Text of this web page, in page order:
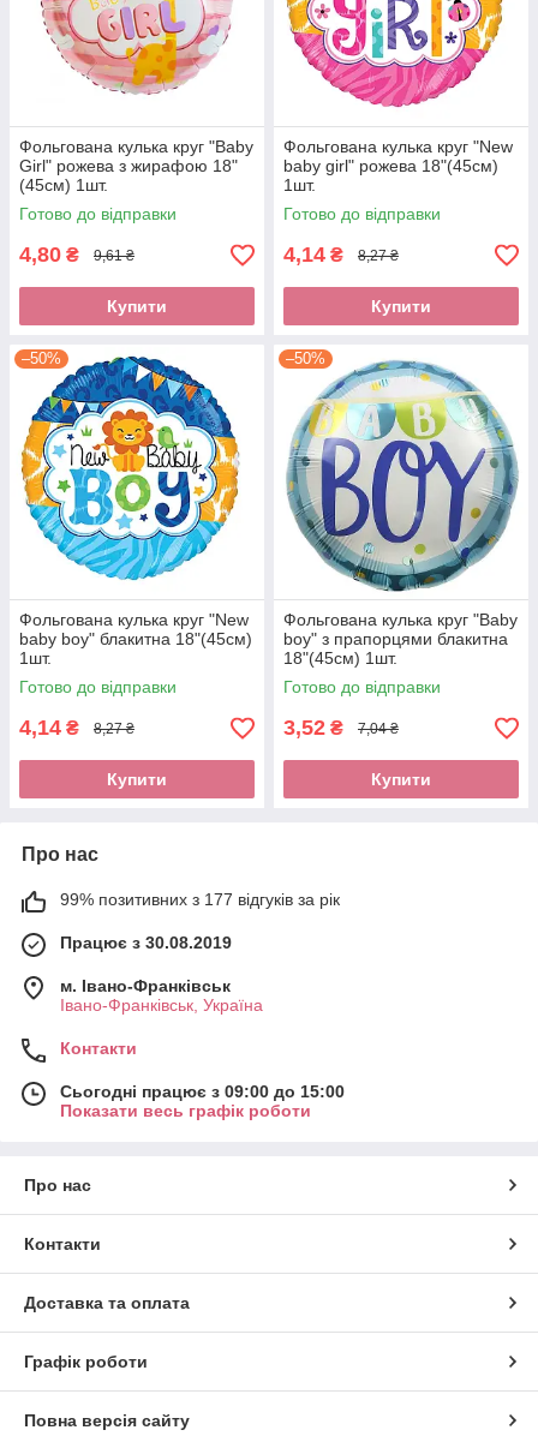
Фольгована кулька круг "Baby
Girl" рожева з жирафою 18"
(45см) 1шт.
Готово до відправки
4,80 ₴ 9,61 ₴
Купити
Фольгована кулька круг "New
baby girl" рожева 18"(45см)
1шт.
Готово до відправки
4,14 ₴ 8,27 ₴
Купити
–50%
Фольгована кулька круг "New
baby boy" блакитна 18"(45см)
1шт.
Готово до відправки
4,14 ₴ 8,27 ₴
Купити
–50%
Фольгована кулька круг "Baby
boy" з прапорцями блакитна
18"(45см) 1шт.
Готово до відправки
3,52 ₴ 7,04 ₴
Купити
Про нас
99% позитивних з 177 відгуків за рік
Працює з 30.08.2019
м. Івано-Франківськ
Івано-Франківськ, Україна
Контакти
Сьогодні працює з 09:00 до 15:00
Показати весь графік роботи
Про нас
Контакти
Доставка та оплата
Графік роботи
Повна версія сайту